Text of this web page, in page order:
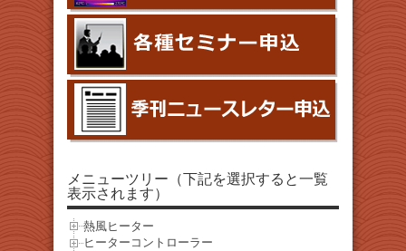
メニューツリー（下記を選択すると一覧
表示されます）
熱風ヒーター
ヒーターコントローラー